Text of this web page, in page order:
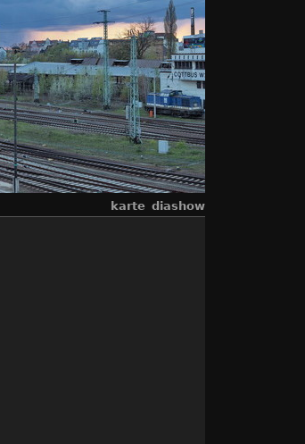
karte diashow